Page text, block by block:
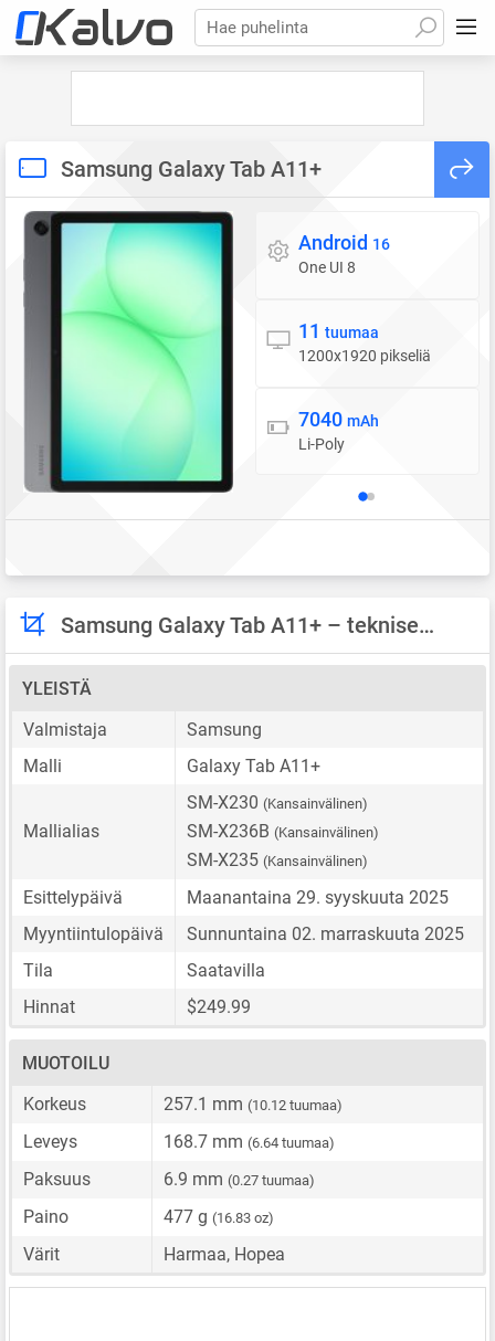
Hae puhelinta
Samsung Galaxy Tab A11+
Käyttöjärjestelmä
Android 16
One UI 8
Näyttö
11 tuumaa
1200x1920 pikseliä
Akku
7040 mAh
Li-Poly
Samsung Galaxy Tab A11+ – tekniset tiedot
YLEISTÄ
Valmistaja
Samsung
Malli
Galaxy Tab A11+
Mallialias
SM-X230 (Kansainvälinen)
SM-X236B (Kansainvälinen)
SM-X235 (Kansainvälinen)
Esittelypäivä
Maanantaina 29. syyskuuta 2025
Myyntiintulopäivä
Sunnuntaina 02. marraskuuta 2025
Tila
Saatavilla
Hinnat
$249.99
MUOTOILU
Korkeus
257.1 mm (10.12 tuumaa)
Leveys 168.7 mm (6.64 tuumaa)
Paksuus 6.9 mm (0.27 tuumaa)
Paino 477 g (16.83 oz)
Värit Harmaa, Hopea